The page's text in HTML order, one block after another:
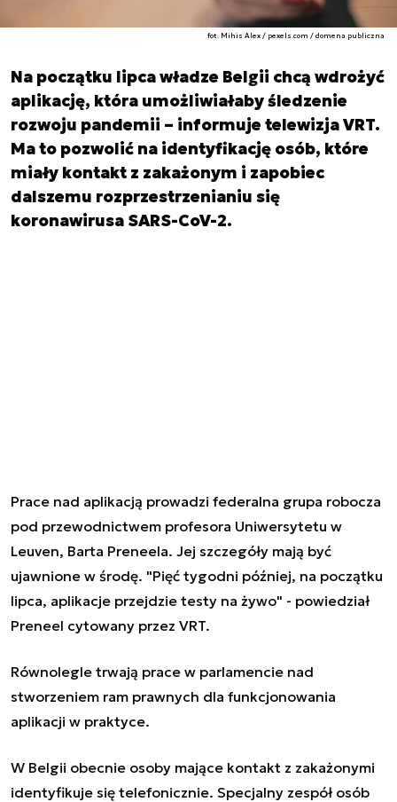
fot. Mihis Alex / pexels.com / domena publiczna
Na początku lipca władze Belgii chcą wdrożyć
aplikację, która umożliwiałaby śledzenie
rozwoju pandemii – informuje telewizja VRT.
Ma to pozwolić na identyfikację osób, które
miały kontakt z zakażonym i zapobiec
dalszemu rozprzestrzenianiu się
koronawirusa SARS-CoV-2.
Prace nad aplikacją prowadzi federalna grupa robocza
pod przewodnictwem profesora Uniwersytetu w
Leuven, Barta Preneela. Jej szczegóły mają być
ujawnione w środę. "Pięć tygodni później, na początku
lipca, aplikacje przejdzie testy na żywo" - powiedział
Preneel cytowany przez VRT.
Równolegle trwają prace w parlamencie nad
stworzeniem ram prawnych dla funkcjonowania
aplikacji w praktyce.
W Belgii obecnie osoby mające kontakt z zakażonymi
identyfikuje się telefonicznie. Specjalny zespół osób